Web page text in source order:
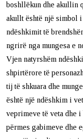
boshllëkun dhe akullin
akullt është një simbol
ndëshkimit të
ngrirë nga mungesa e
Vjen natyrshëm
shpirtërore të
tij të shkuara dhe
është një ndëshkim i
veprimeve të veta dhe
përmes gabimeve dhe